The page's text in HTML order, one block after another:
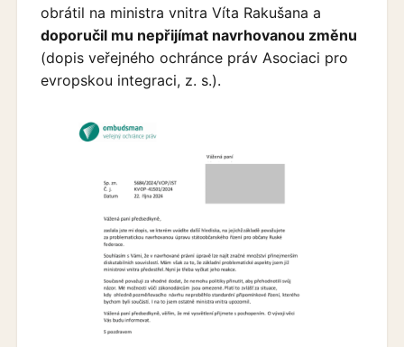
obrátil na ministra vnitra Víta Rakušana a
doporučil mu nepřijímat navrhovanou změnu
(dopis veřejného ochránce práv Asociaci pro
evropskou integraci, z. s.).